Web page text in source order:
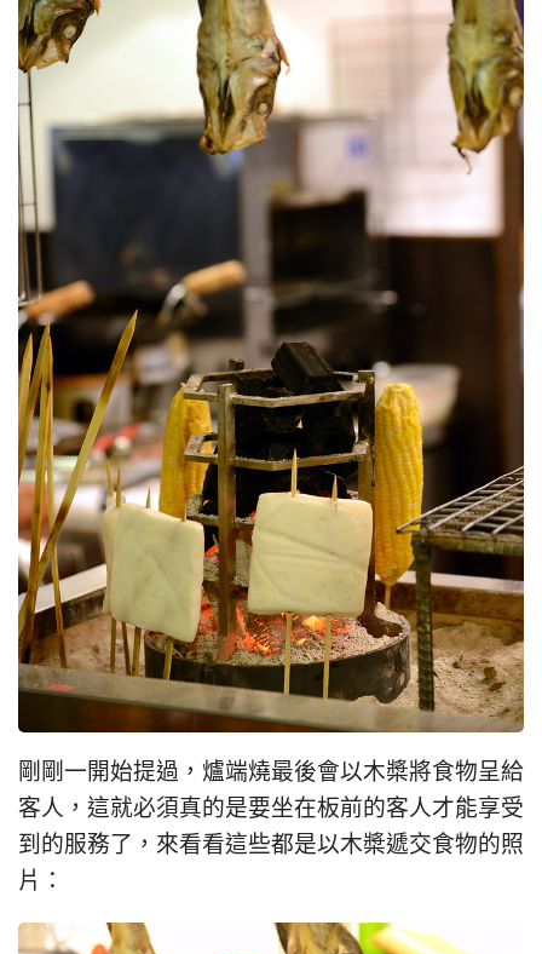
剛剛一開始提過，爐端燒最後會以木槳將食物呈給
客人，這就必須真的是要坐在板前的客人才能享受
到的服務了，來看看這些都是以木槳遞交食物的照
片：